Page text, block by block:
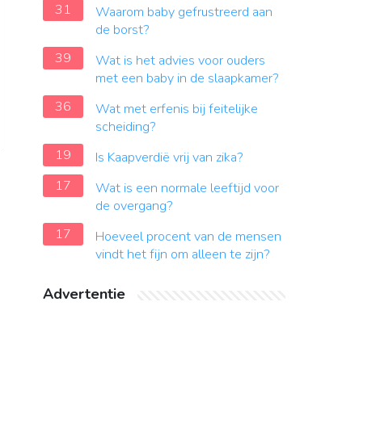
31
Waarom baby gefrustreerd aan
de borst?
39
Wat is het advies voor ouders
met een baby in de slaapkamer?
36
Wat met erfenis bij feitelijke
scheiding?
19
Is Kaapverdië vrij van zika?
17
Wat is een normale leeftijd voor
de overgang?
17
Hoeveel procent van de mensen
vindt het fijn om alleen te zijn?
Advertentie